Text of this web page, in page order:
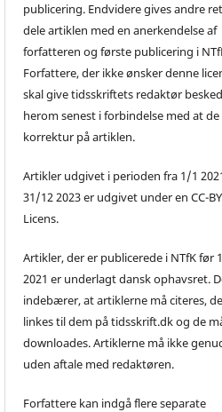
publicering. Endvidere gives andre
dele artiklen med en anerkendelse af
forfatteren og første publicering i
Forfattere, der ikke ønsker denne
skal give tidsskriftets redaktør besked
herom senest i forbindelse med at
korrektur på artiklen.
Artikler udgivet i perioden fra 1/1
31/12 2023 er udgivet under en CC-
Licens.
Artikler, der er publicerede i NTfK før
2021 er underlagt dansk ophavsret.
indebærer, at artiklerne må citeres,
linkes til dem på tidsskrift.dk og de
downloades. Artiklerne må ikke
uden aftale med redaktøren.
Forfattere kan indgå flere separate